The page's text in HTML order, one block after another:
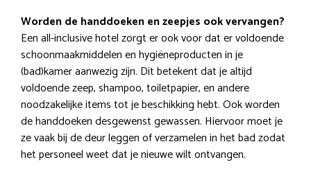
Worden de handdoeken en zeepjes ook vervangen?
Een all-inclusive hotel zorgt er ook voor dat er voldoende
schoonmaakmiddelen en hygiëneproducten in je
(bad)kamer aanwezig zijn. Dit betekent dat je altijd
voldoende zeep, shampoo, toiletpapier, en andere
noodzakelijke items tot je beschikking hebt. Ook worden
de handdoeken desgewenst gewassen. Hiervoor moet je
ze vaak bij de deur leggen of verzamelen in het bad zodat
het personeel weet dat je nieuwe wilt ontvangen.